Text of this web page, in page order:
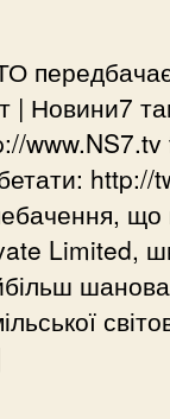
| Новини7
http://
що
Limited,